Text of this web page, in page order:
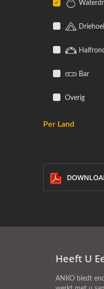
Bar
Overig
Per Land
Heeft U
ANKO biedt